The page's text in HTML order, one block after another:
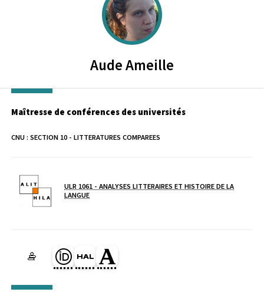
AudeAmeille
Maîtresse de conférences des universités
CNU : SECTION 10 - LITTERATURES COMPAREES
Laboratoire / équipe
ULR 1061 - ANALYSES LITTERAIRES ET HISTOIRE DE LA
LANGUE
Page Orcid du membre (Ouverture dans une nouvelle fenêtre)
HAL ameille-aude (Ouverture dans une nouvelle fenêtre)
Page Academia du membre (Ouverture dans une